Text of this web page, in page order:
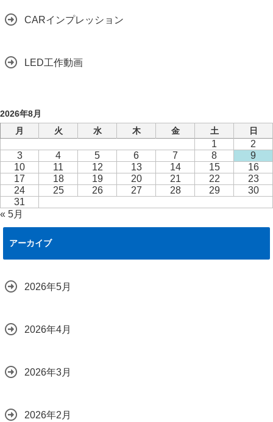
CARインプレッション
LED工作動画
2026年8月
月
火 水 木 金 土 日
1
2
3
4 5 6 7 8
9
10
11 12 13 14 15
16
17
18 19 20 21 22
23
24
25 26 27 28 29
30
31
« 5月
アーカイブ
2026年5月
2026年4月
2026年3月
2026年2月